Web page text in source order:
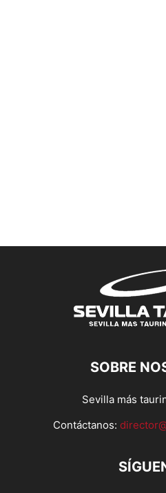
SOBRE
Sevilla más
Contáctanos: